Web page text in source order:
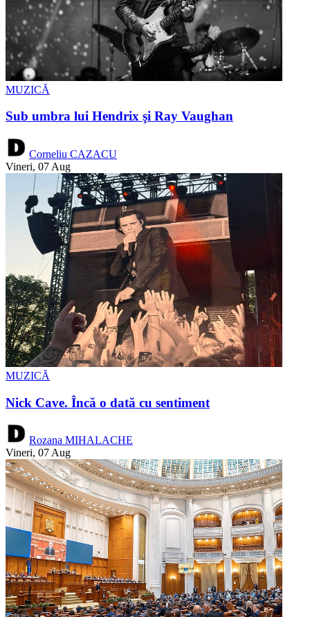
MUZICĂ
Sub umbra lui Hendrix şi Ray Vaughan
Corneliu CAZACU
Vineri, 07 Aug
MUZICĂ
Nick Cave. Încă o dată cu sentiment
Rozana MIHALACHE
Vineri, 07 Aug